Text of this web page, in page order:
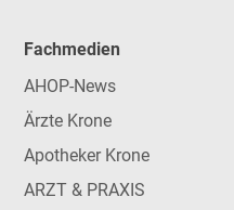
Fachmedien
AHOP-News
Ärzte Krone
Apotheker Krone
ARZT & PRAXIS